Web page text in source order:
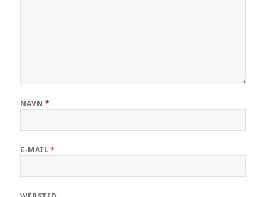
NAVN *
E-MAIL *